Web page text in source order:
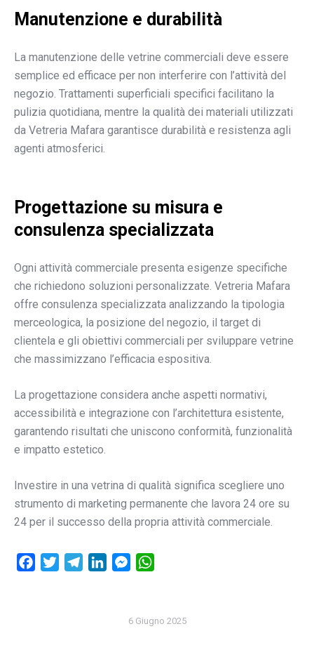
Manutenzione e durabilità
La manutenzione delle vetrine commerciali deve essere
semplice ed efficace per non interferire con l’attività del
negozio. Trattamenti superficiali specifici facilitano la
pulizia quotidiana, mentre la qualità dei materiali utilizzati
da Vetreria Mafara garantisce durabilità e resistenza agli
agenti atmosferici.
Progettazione su misura e
consulenza specializzata
Ogni attività commerciale presenta esigenze specifiche
che richiedono soluzioni personalizzate. Vetreria Mafara
offre consulenza specializzata analizzando la tipologia
merceologica, la posizione del negozio, il target di
clientela e gli obiettivi commerciali per sviluppare vetrine
che massimizzano l’efficacia espositiva.
La progettazione considera anche aspetti normativi,
accessibilità e integrazione con l’architettura esistente,
garantendo risultati che uniscono conformità, funzionalità
e impatto estetico.
Investire in una vetrina di qualità significa scegliere uno
strumento di marketing permanente che lavora 24 ore su
24 per il successo della propria attività commerciale.
FacebookTwitterTelegramLinkedInMessenger
6 Giugno 2025